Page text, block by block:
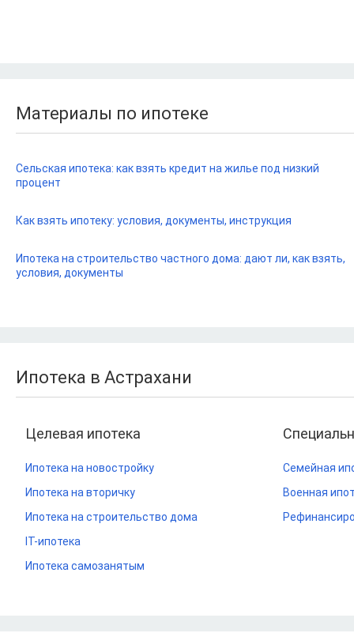
Материалы по ипотеке
Сельская ипотека: как взять кредит на жилье под низкий
процент
Как взять ипотеку: условия, документы, инструкция
Ипотека на строительство частного дома: дают ли, как взять,
условия, документы
Ипотека в Астрахани
Целевая ипотека
Ипотека на новостройку
Ипотека на вторичку
Ипотека на строительство дома
IT-ипотека
Ипотека самозанятым
Семейная
Военная